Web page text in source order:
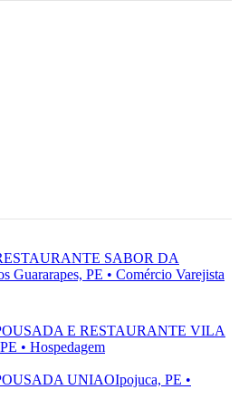
SABOR DA
Guararapes, PE • Comércio Varejista
E RESTAURANTE VILA
• Hospedagem
UNIAOIpojuca, PE •